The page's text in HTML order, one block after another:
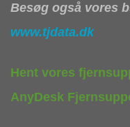
Besøg også vores
www.tjdata.dk
Hent vores
AnyDesk